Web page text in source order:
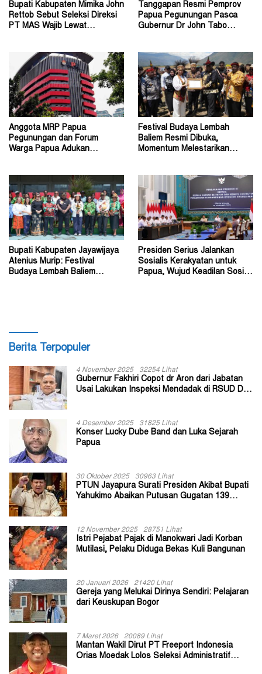
Bupati Kabupaten Mimika John
Rettob Sebut Seleksi Direksi
PT MAS Wajib Lewat
Tanggapan Resmi Pemprov
Papua Pegunungan Pasca
Gubernur Dr John Tabo
Anggota MRP Papua
Pegunungan dan Forum
Warga Papua Adukan
Festival Budaya Lembah
Baliem Resmi Dibuka,
Momentum Melestarikan
Bupati Kabupaten Jayawijaya
Atenius Murip: Festival
Budaya Lembah Baliem
Presiden Serius Jalankan
Sosialis Kerakyatan untuk
Papua, Wujud Keadilan Sosial
Berita Terpopuler
4 November 2025 32254 Lihat
Gubernur Fakhiri Copot dr Aron dari Jabatan
Usai Lakukan Inspeksi Mendadak di RSUD Dok
4 Desember 2025 31825 Lihat
Konser Lucky Dube Band dan Luka Sejarah
Papua
30 Oktober 2025 30963 Lihat
PTUN Jayapura Surati Presiden Akibat Bupati
Yahukimo Abaikan Putusan Gugatan 139
12 November 2025 28751 Lihat
Istri Pejabat Pajak di Manokwari Jadi Korban
Mutilasi, Pelaku Diduga Bekas Kuli Bangunan
20 Januari 2026 21420 Lihat
Gereja yang Melukai Dirinya Sendiri: Pelajaran
dari Keuskupan Bogor
7 Maret 2026 20089 Lihat
Mantan Wakil Dirut PT Freeport Indonesia
Orias Moedak Lolos Seleksi Administratif